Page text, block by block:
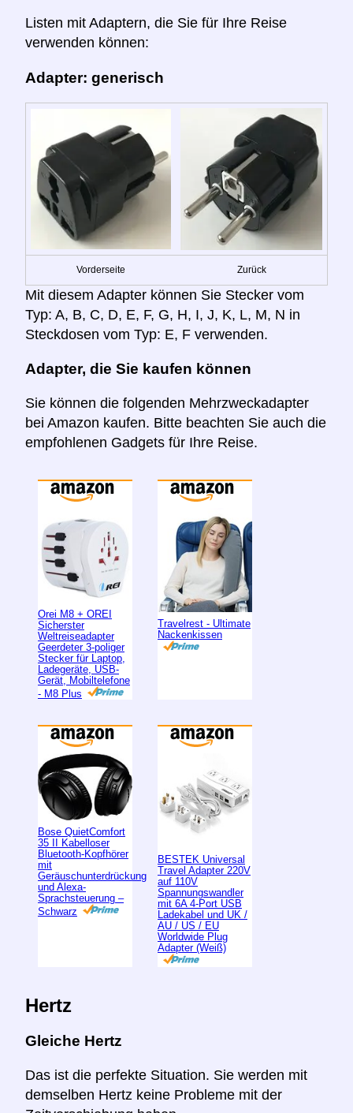
Listen mit Adaptern, die Sie für Ihre Reise
verwenden können:
Adapter: generisch
Vorderseite Zurück
Mit diesem Adapter können Sie Stecker vom
Typ: A, B, C, D, E, F, G, H, I, J, K, L, M, N in
Steckdosen vom Typ: E, F verwenden.
Adapter, die Sie kaufen können
Sie können die folgenden Mehrzweckadapter
bei Amazon kaufen. Bitte beachten Sie auch die
empfohlenen Gadgets für Ihre Reise.
Orei M8 + OREI
Sicherster
Weltreiseadapter
Geerdeter 3-poliger
Stecker für Laptop,
Ladegeräte, USB-
Gerät, Mobiltelefone
- M8 Plus
Travelrest - Ultimate
Nackenkissen
Bose QuietComfort
35 II Kabelloser
Bluetooth-Kopfhörer
mit
Geräuschunterdrückung
und Alexa-
Sprachsteuerung –
Schwarz
BESTEK Universal
Travel Adapter 220V
auf 110V
Spannungswandler
mit 6A 4-Port USB
Ladekabel und UK /
AU / US / EU
Worldwide Plug
Adapter (Weiß)
Hertz
Gleiche Hertz
Das ist die perfekte Situation. Sie werden mit
demselben Hertz keine Probleme mit der